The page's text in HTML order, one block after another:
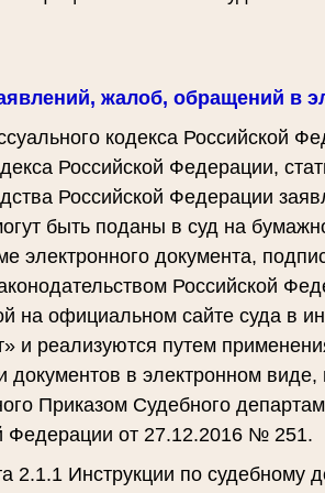
жалоб, обращений в
кодекса Российской
Российской Федерации,
Российской Федерации
быть поданы в суд на
электронного документа,
Российской
на официальном сайте суда в
и реализуются путем
в электронном
Приказом Судебного
Федерации от 27.12.2016 № 251.
2.1.1 Инструкции по судебному